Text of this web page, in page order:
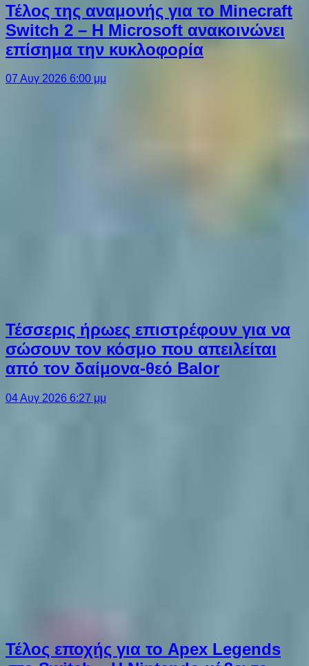
Τέλος της αναμονής για το Minecraft
Switch 2 – Η Microsoft ανακοινώνει
επίσημα την κυκλοφορία
07 Αυγ 2026 6:00 μμ
Τέσσερις ήρωες επιστρέφουν για να
σώσουν τον κόσμο που απειλείται
από τον δαίμονα-θεό Balor
04 Αυγ 2026 6:27 μμ
Τέλος εποχής για το Apex Legends